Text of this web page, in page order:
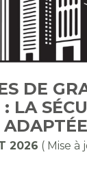
DE
LA
2026 ( Mise